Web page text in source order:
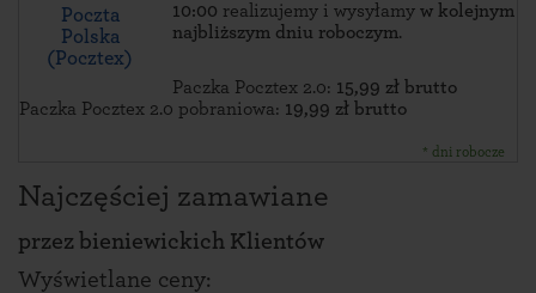
Poczta
Polska
(Pocztex)
10:00 realizujemy i wysyłamy w kolejnym
najbliższym dniu roboczym.
Paczka Pocztex 2.0: 15,99 zł brutto
Paczka Pocztex 2.0 pobraniowa: 19,99 zł brutto
* dni robocze
Najczęściej zamawiane
przez bieniewickich Klientów
Wyświetlane ceny: